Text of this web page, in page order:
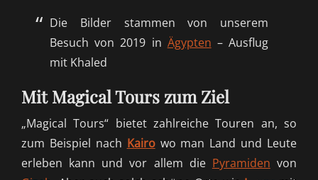
Die Bilder stammen von unserem
Besuch von 2019 in Ägypten – Ausflug
mit Khaled
Mit Magical Tours zum Ziel
„Magical Tours“ bietet zahlreiche Touren an, so
zum Beispiel nach Kairowo man Land und Leute
erleben kann und vor allem die Pyramiden von